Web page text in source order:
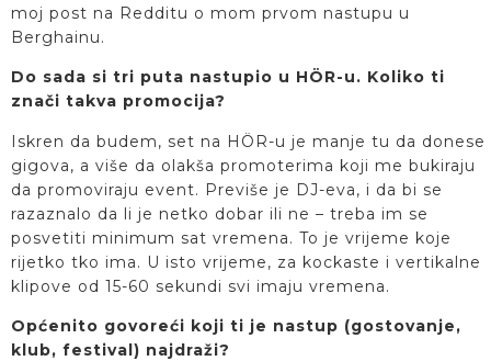
moj post na Redditu o mom prvom nastupu u
Berghainu.
Do sada si tri puta nastupio u HÖR-u. Koliko ti
znači takva promocija?
Iskren da budem, set na HÖR-u je manje tu da donese
gigova, a više da olakša promoterima koji me bukiraju
da promoviraju event. Previše je DJ-eva, i da bi se
razaznalo da li je netko dobar ili ne – treba im se
posvetiti minimum sat vremena. To je vrijeme koje
rijetko tko ima. U isto vrijeme, za kockaste i vertikalne
klipove od 15-60 sekundi svi imaju vremena.
Općenito govoreći koji ti je nastup (gostovanje,
klub, festival) najdraži?